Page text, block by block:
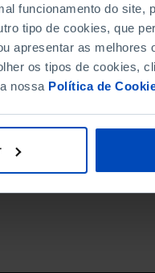
funcionamento do site,
tipo de cookies, que
apresentar as melhores
os tipos de cookies,
nossa Política de